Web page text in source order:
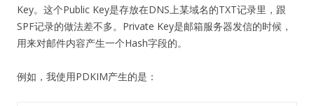
Key。这个Public Key是存放在DNS上某域名的TXT记录里，跟
SPF记录的做法差不多。Private Key是邮箱服务器发信的时候，
用来对邮件内容产生一个Hash字段的。
例如，我使用PDKIM产生的是：